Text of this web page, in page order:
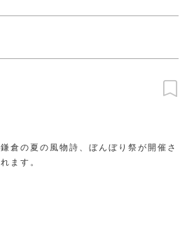
鎌倉の夏の風物詩、ぼんぼり祭が開催さ
れます。